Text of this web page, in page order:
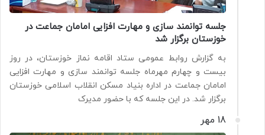
جلسه توانمند سازی و مهارت افزایی امامان جماعت در
خوزستان برگزار شد
به گزارش روابط عمومی ستاد اقامه نماز خوزستان، در روز
بیست و چهارم مهرماه جلسه توانمند سازی و مهارت افزایی
امامان جماعت در اداره بنیاد مسکن انقلاب اسلامی خوزستان
برگزار شد. در این جلسه که با حضور مدیرک
18 مهر